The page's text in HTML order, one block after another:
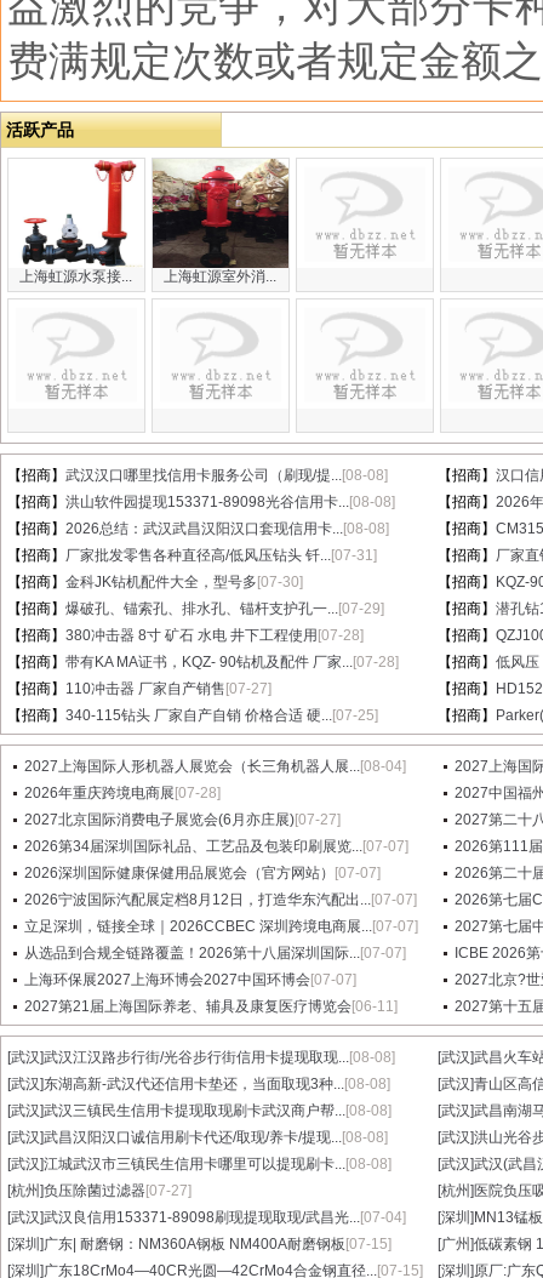
费满规定次数或者规定金额
活跃产品
上海虹源水泵接... 上海虹源室外消...
【招商】 武汉汉口哪里找信用卡服务公司（刷现/提...[08-08] 【招商】 汉口信
【招商】 洪山软件园提现153371-89098光谷信用卡...[08-08] 【招商】 2026
【招商】 2026总结：武汉武昌汉阳汉口套现信用卡...[08-08] 【招商】
【招商】 厂家批发零售各种直径高/低风压钻头 钎...[07-31] 【招商】 厂家
【招商】 金科JK钻机配件大全，型号多 [07-30] 【招商】
KQZ-
【招商】 爆破孔、锚索孔、排水孔、锚杆支护孔一...[07-29] 【招商】 潜孔钻
【招商】 380冲击器 8寸 矿石 水电 井下工程使用 [07-28] 【招商】
【招商】 带有KA MA证书，KQZ- 90钻机及配件 厂家...[07-28] 【招商】 低风压
【招商】 110冲击器 厂家自产销售 [07-27] 【招商】
【招商】 340-115钻头 厂家自产自销 价格合适 硬...[07-25] 【招商】
2027上海国际人形机器人展览会（长三角机器人展...[08-04]
2027上海国
2026年重庆跨境电商展 [07-28]
2027中国福
2027北京国际消费电子展览会(6月亦庄展)[07-27]
2027第二十
2026第34届深圳国际礼品、工艺品及包装印刷展览...[07-07]
2026第111
2026深圳国际健康保健用品展览会（官方网站）
[07-07]
2026第二十
2026宁波国际汽配展定档8月12日，打造华东汽配出...[07-07]
2026第七届
立足深圳，链接全球｜2026CCBEC 深圳跨境电商展...[07-07]
2027第七届
从选品到合规全链路覆盖！2026第十八届深圳国际...[07-07]
ICBE 2026
上海环保展2027上海环博会2027中国环博会[07-07]
2027北京?世
2027第21届上海国际养老、辅具及康复医疗博览会[06-11] 2027第十五
[武汉]武汉江汉路步行街/光谷步行街信用卡提现取现...[08-08] [武汉]武昌火车
[武汉]东湖高新-武汉代还信用卡垫还，当面取现3种...[08-08] [武汉]青山区高
[武汉]武汉三镇民生信用卡提现取现刷卡武汉商户帮...[08-08] [武汉]武昌南湖
[武汉]武昌汉阳汉口诚信用刷卡代还/取现/养卡/提现...[08-08] [武汉]洪山光谷
[武汉]江城武汉市三镇民生信用卡哪里可以提现刷卡...[08-08] [武汉]武汉(武昌
[杭州]负压除菌过滤器[07-27] [杭州] 医院负压
[武汉]武汉良信用153371-89098刷现提现取现/武昌光...[07-04] [深圳] MN13锰
[深圳]广东| 耐磨钢：NM360A钢板 NM400A耐磨钢板 [07-15] [广州]低碳素钢
[深圳]广东18CrMo4—40CR光圆—42CrMo4合金钢直径...[07-15] [深圳]原厂:广东